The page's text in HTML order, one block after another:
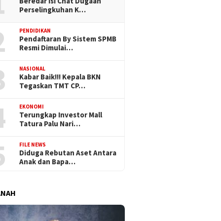
Perselingkuhan K…
PENDIDIKAN
Pendaftaran By Sistem SPMB
Resmi Dimulai…
NASIONAL
Kabar Baik!!! Kepala BKN
Tegaskan TMT CP…
EKONOMI
Terungkap Investor Mall
Tatura Palu Nari…
FILE NEWS
Diduga Rebutan Aset Antara
Anak dan Bapa…